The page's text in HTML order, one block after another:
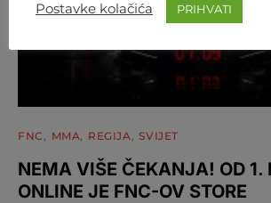
FNC MMA REGIJA SVIJET
NEMA VIŠE ČEKANJA! OD 1.
ONLINE JE FNC-OV STORE
Postavke kolačića PRIHVATI